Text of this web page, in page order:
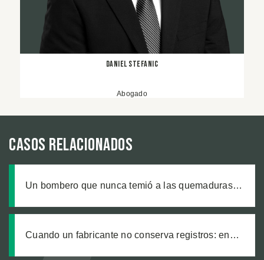
Daniel Stefanic
Abogado
Casos relacionados
Un bombero que nunca temió a las quemaduras,
Cuando un fabricante no conserva registros: en